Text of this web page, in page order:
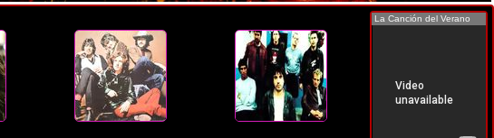
La Canción del Verano